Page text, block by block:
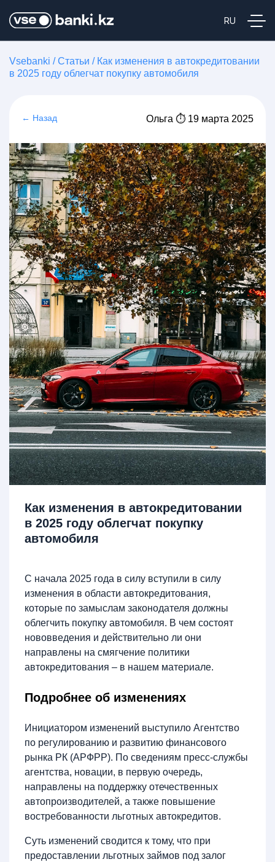
Vsebanki /Статьи / Как изменения в автокредитовании
в 2025 году облегчат покупку автомобиля
← Назад Ольга ⏱ 19 марта 2025
Как изменения в автокредитовании
в 2025 году облегчат покупку
автомобиля
С начала 2025 года в силу вступили в силу
изменения в области автокредитования,
которые по замыслам законодателя должны
облегчить покупку автомобиля. В чем состоят
нововведения и действительно ли они
направлены на смягчение политики
автокредитования – в нашем материале.
Подробнее об изменениях
Инициатором изменений выступило Агентство
по регулированию и развитию финансового
рынка РК (АРФРР). По сведениям пресс-службы
агентства, новации, в первую очередь,
направлены на поддержку отечественных
автопроизводителей, а также повышение
востребованности льготных автокредитов.
Суть изменений сводится к тому, что при
предоставлении льготных займов под залог